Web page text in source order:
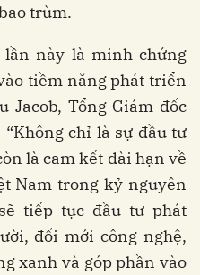
trùm.
lần này là minh chứng
tiềm năng phát triển
Jacob, Tổng Giám đốc
chỉ là sự đầu tư
là cam kết dài hạn về
Nam trong kỷ nguyên
tiếp tục đầu tư phát
đổi mới công nghệ,
xanh và góp phần vào